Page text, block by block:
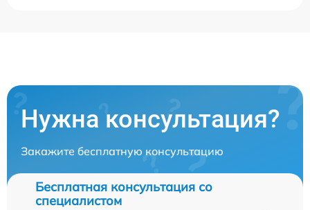
Нужна консультация?
Закажите бесплатную консультацию
Бесплатная консультация со
специалистом